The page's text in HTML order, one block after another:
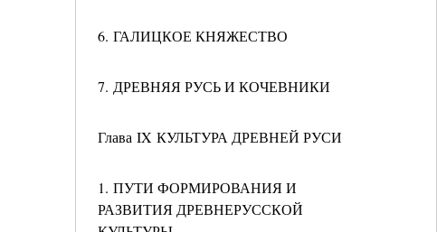
6. ГАЛИЦКОЕ КНЯЖЕСТВО
7. ДРЕВНЯЯ РУСЬ И КОЧЕВНИКИ
Глава IX КУЛЬТУРА ДРЕВНЕЙ РУСИ
1. ПУТИ ФОРМИРОВАНИЯ И
РАЗВИТИЯ ДРЕВНЕРУССКОЙ